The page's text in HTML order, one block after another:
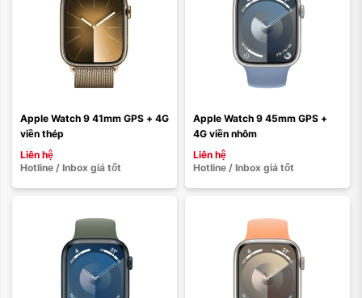
Apple Watch 9 41mm GPS + 4G
viền thép
Liên hệ
Hotline / Inbox giá tốt
Apple Watch 9 45mm GPS +
4G viền nhôm
Liên hệ
Hotline / Inbox giá tốt
Màu sắc:
Loại dây:
Dây daDây thép
Màu sắc:
Loại dây:
Dây daDây vải